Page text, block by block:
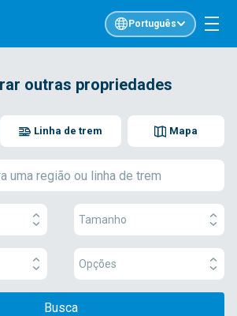
Português
outras propriedades
Mapa
Linha de trem
Tamanho
Opções
Busca